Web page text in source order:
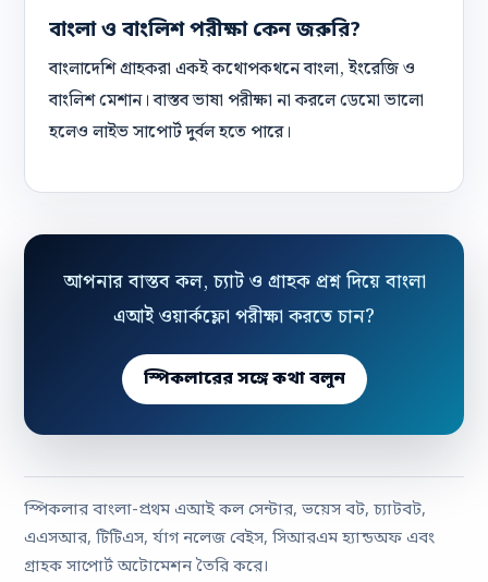
বাংলা ও বাংলিশ পরীক্ষা কেন জরুরি?
বাংলাদেশি গ্রাহকরা একই কথোপকথনে বাংলা, ইংরেজি ও
বাংলিশ মেশান। বাস্তব ভাষা পরীক্ষা না করলে ডেমো ভালো
হলেও লাইভ সাপোর্ট দুর্বল হতে পারে।
আপনার বাস্তব কল, চ্যাট ও গ্রাহক প্রশ্ন দিয়ে বাংলা
এআই ওয়ার্কফ্লো পরীক্ষা করতে চান?
স্পিকলারের সঙ্গে কথা বলুন
স্পিকলার বাংলা-প্রথম এআই কল সেন্টার, ভয়েস বট, চ্যাটবট,
এএসআর, টিটিএস, র্যাগ নলেজ বেইস, সিআরএম হ্যান্ডঅফ এবং
গ্রাহক সাপোর্ট অটোমেশন তৈরি করে।